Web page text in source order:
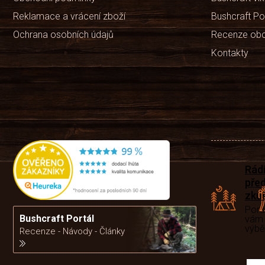
Reklamace a vrácení zboží
Ochrana osobních údajů
Bushcraft
Recenze
Kontakty
Bushcraft Portál
Recenze - Návody - Články
Rádi
vám